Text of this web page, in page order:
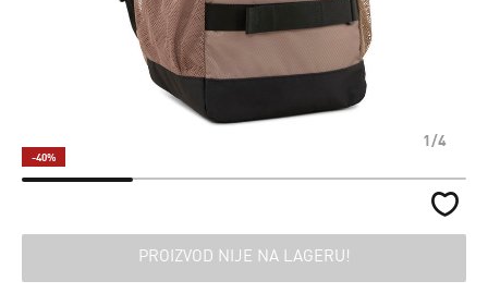
1/4
-40%
PROIZVOD NIJE NA LAGERU!